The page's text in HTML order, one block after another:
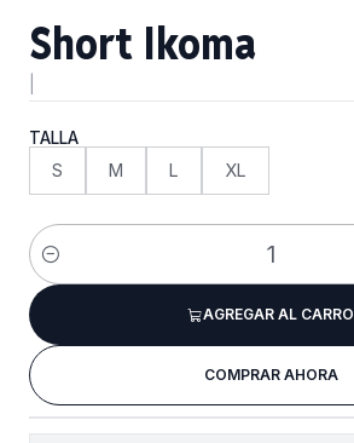
Short Ikoma
TALLA
S M L XL
Cantidad
AGREGAR AL CARRO
COMPRAR AHORA